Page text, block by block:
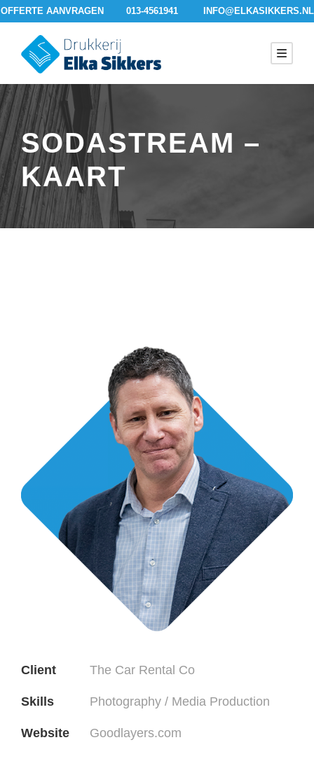
OFFERTE AANVRAGEN 013-4561941 INFO@ELKASIKKERS.NL
SODASTREAM –
KAART
Client The Car Rental Co
Skills Photography / Media Production
Website Goodlayers.com